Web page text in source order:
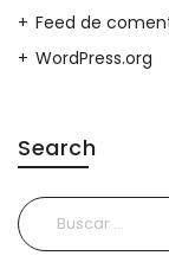
Feed de
WordPress.org
Search
Buscar: